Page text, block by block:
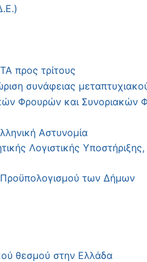
προς τρίτους
συνάφειας
Φρουρών και Συνοριακών
Αστυνομία
Λογιστικής
Προϋπολογισμού των Δήμων
θεσμού στην Ελλάδα